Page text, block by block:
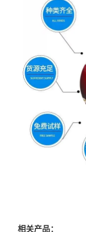
相关产品：